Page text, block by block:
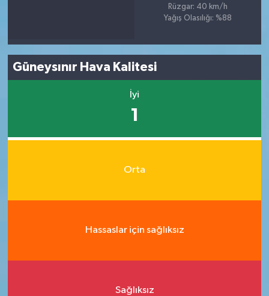
Rüzgar: 40 km/h
Yağış Olasılığı: %88
Güneysınır Hava Kalitesi
İyi
1
Orta
Hassaslar için sağlıksız
Sağlıksız